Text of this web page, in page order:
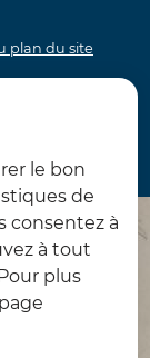
le bon
de
consentez à
à tout
plus
plan du site
Menu